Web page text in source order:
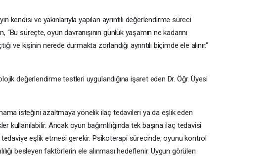
kendisi ve yakınlarıyla yapılan ayrıntılı değerlendirme süreci
süreçte, oyun davranışının günlük yaşamın ne kadarını
ve kişinin nerede durmakta zorlandığı ayrıntılı biçimde ele alınır.”
değerlendirme testleri uygulandığına işaret eden Dr. Öğr. Üyesi
isteğini azaltmaya yönelik ilaç tedavileri ya da eşlik eden
Ancak oyun bağımlılığında tek başına ilaç tedavisi
eşlik etmesi gerekir. Psikoterapi sürecinde, oyunu kontrol
besleyen faktörlerin ele alınması hedeflenir. Uygun görülen